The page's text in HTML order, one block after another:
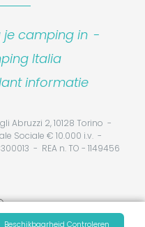
Beschikbaarheid Controleren
je camping in -
Italia
informatie
Abruzzi 2, 10128 Torino
Sociale € 10.000 i.v.
REA n. TO - 1149456